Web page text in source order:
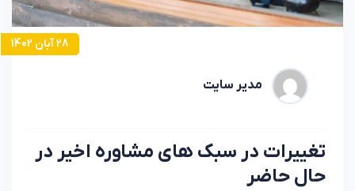
28 آبان 1402
مدیر سایت
تغییرات در سبک های مشاوره اخیر در
حال حاضر